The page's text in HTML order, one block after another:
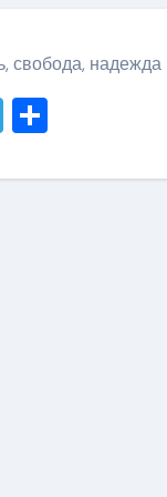
свобода, надежда
Telegram